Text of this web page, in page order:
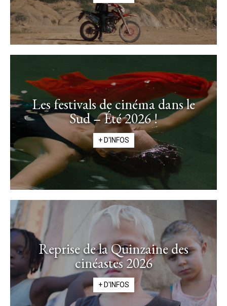
Les festivals de cinéma dans le
Sud – Été 2026 !
+ D'INFOS
Reprise de la Quinzaine des
cinéastes 2026
+ D'INFOS